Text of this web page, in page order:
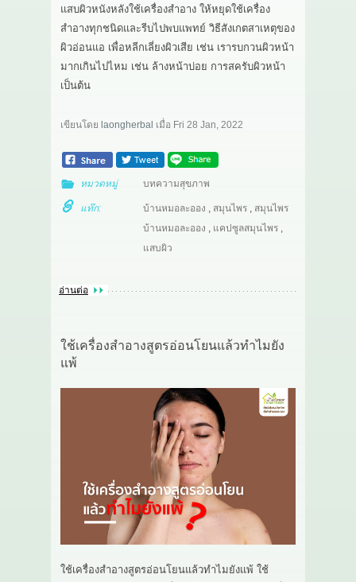
แสบผิวหนังหลังใช้เครื่องสำอาง ให้หยุดใช้เครื่อง
สำอางทุกชนิดและรีบไปพบแพทย์ วิธีสังเกตสาเหตุของ
ผิวอ่อนแอ เพื่อหลีกเลี่ยงผิวเสีย เช่น เรารบกวนผิวหน้า
มากเกินไปไหม เช่น ล้างหน้าบ่อย การสครับผิวหน้า
เป็นต้น
เขียนโดย laongherbal เมื่อ Fri 28 Jan, 2022
หมวดหมู่ บทความสุขภาพ
แท๊ก: บ้านหมอละออง , สมุนไพร, สมุนไพร
บ้านหมอละออง , แคปซูลสมุนไพร,
แสบผิว
อ่านต่อ
ใช้เครื่องสำอางสูตรอ่อนโยนแล้วทำไมยัง
แพ้
ใช้เครื่องสำอางสูตรอ่อนโยนแล้วทำไมยังแพ้ ใช้